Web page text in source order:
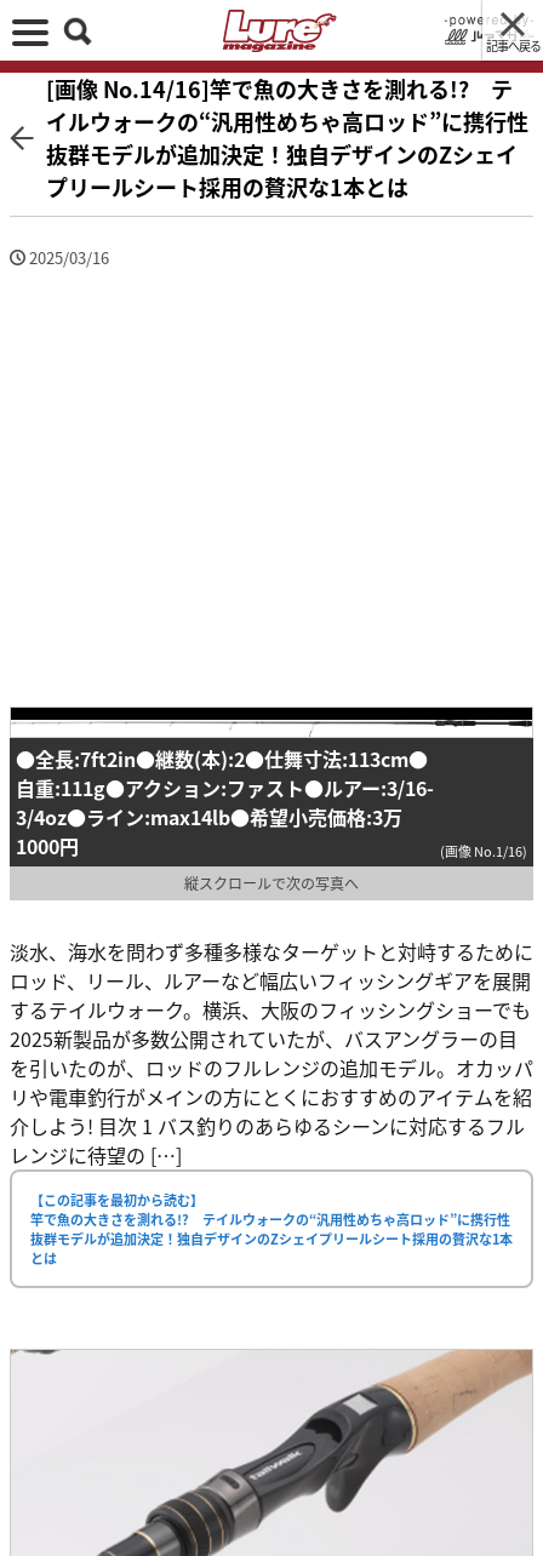
記事へ戻る
[画像 No.14/16]竿で魚の大きさを測れる!? テ
イルウォークの“汎用性めちゃ高ロッド”に携行性
抜群モデルが追加決定！独自デザインのZシェイ
プリールシート採用の贅沢な1本とは
2025/03/16
●全長:7ft2in●継数(本):2●仕舞寸法:113cm●
自重:111g●アクション:ファスト●ルアー:3/16-
3/4oz●ライン:max14lb●希望小売価格:3万
1000円
(画像 No.1/16)
縦スクロールで次の写真へ
淡水、海水を問わず多種多様なターゲットと対峙するために
ロッド、リール、ルアーなど幅広いフィッシングギアを展開
するテイルウォーク。横浜、大阪のフィッシングショーでも
2025新製品が多数公開されていたが、バスアングラーの目
を引いたのが、ロッドのフルレンジの追加モデル。オカッパ
リや電車釣行がメインの方にとくにおすすめのアイテムを紹
介しよう! 目次 1 バス釣りのあらゆるシーンに対応するフル
レンジに待望の […]
【この記事を最初から読む】
竿で魚の大きさを測れる!? テイルウォークの“汎用性めちゃ高ロッド”に携行性
抜群モデルが追加決定！独自デザインのZシェイプリールシート採用の贅沢な1本
とは